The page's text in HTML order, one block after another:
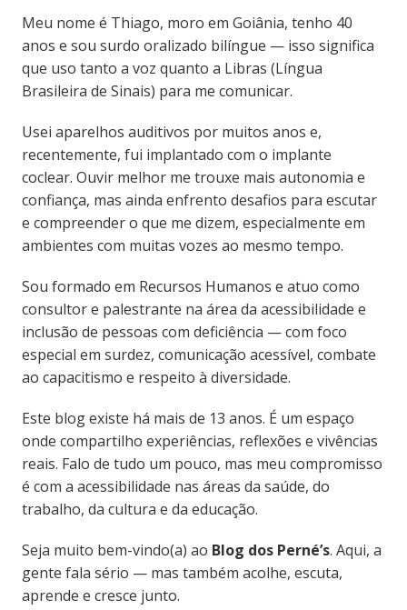
Meu nome é Thiago, moro em Goiânia, tenho 40
anos e sou surdo oralizado bilíngue — isso significa
que uso tanto a voz quanto a Libras (Língua
Brasileira de Sinais) para me comunicar.
Usei aparelhos auditivos por muitos anos e,
recentemente, fui implantado com o implante
coclear. Ouvir melhor me trouxe mais autonomia e
confiança, mas ainda enfrento desafios para escutar
e compreender o que me dizem, especialmente em
ambientes com muitas vozes ao mesmo tempo.
Sou formado em Recursos Humanos e atuo como
consultor e palestrante na área da acessibilidade e
inclusão de pessoas com deficiência — com foco
especial em surdez, comunicação acessível, combate
ao capacitismo e respeito à diversidade.
Este blog existe há mais de 13 anos. É um espaço
onde compartilho experiências, reflexões e vivências
reais. Falo de tudo um pouco, mas meu compromisso
é com a acessibilidade nas áreas da saúde, do
trabalho, da cultura e da educação.
Seja muito bem-vindo(a) ao Blog dos Perné’s. Aqui, a
gente fala sério — mas também acolhe, escuta,
aprende e cresce junto.